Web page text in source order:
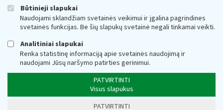
Būtinieji slapukai
Naudojami sklandžiam svetainės veikimui ir įgalina pagrindines
svetainės funkcijas. Be šių slapukų svetainė negali tinkamai veikti.
Analitiniai slapukai
Renka statistinę informaciją apie svetainės naudojimą ir
naudojami Jūsų naršymo patirties gerinimui.
PATVIRTINTI
Visus slapukus
PATVIRTINTI